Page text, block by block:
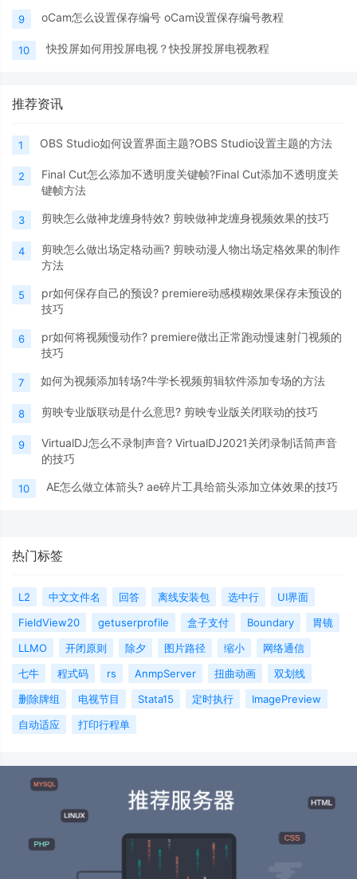
9 oCam怎么设置保存编号 oCam设置保存编号教程
10 快投屏如何用投屏电视？快投屏投屏电视教程
推荐资讯
1 OBS Studio如何设置界面主题?OBS Studio设置主题的方法
2
Final Cut怎么添加不透明度关键帧?Final Cut添加不透明度关
键帧方法
3 剪映怎么做神龙缠身特效? 剪映做神龙缠身视频效果的技巧
4
剪映怎么做出场定格动画? 剪映动漫人物出场定格效果的制作
方法
5
pr如何保存自己的预设? premiere动感模糊效果保存未预设的
技巧
6
pr如何将视频慢动作? premiere做出正常跑动慢速射门视频的
技巧
7 如何为视频添加转场?牛学长视频剪辑软件添加专场的方法
8 剪映专业版联动是什么意思? 剪映专业版关闭联动的技巧
9
VirtualDJ怎么不录制声音? VirtualDJ2021关闭录制话筒声音
的技巧
10 AE怎么做立体箭头? ae碎片工具给箭头添加立体效果的技巧
热门标签
L2 中文文件名 回答 离线安装包 选中行
UI界面
FieldView20
getuserprofile 盒子支付 Boundary
胃镜
LLMO
开闭原则 除夕 图片路径 缩小
网络通信
七牛
程式码 rs AnmpServer 扭曲动画
双划线
删除牌组
电视节目 Stata15 定时执行
ImagePreview
自动适应
打印行程单